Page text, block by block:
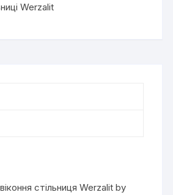
Werzalit
стільниця Werzalit by